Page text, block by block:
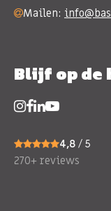
Mailen:
Blijf op de
4,8 / 5
270+ reviews